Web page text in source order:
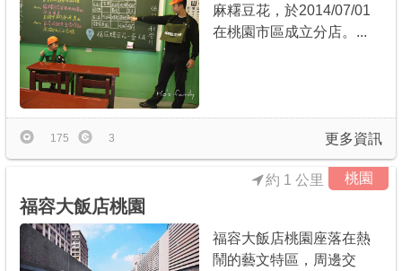
麻糬豆花，於2014/07/01
在桃園市區成立分店。...
更多資訊
175 3
桃園
約 1 公里
福容大飯店桃園
福容大飯店桃園座落在熱
鬧的藝文特區，周邊交